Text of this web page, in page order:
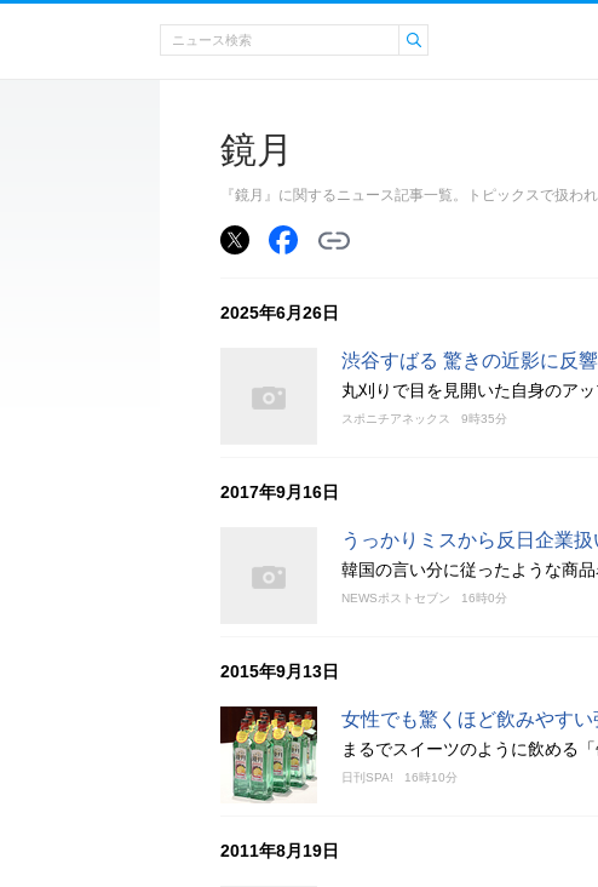
鏡月
『鏡月』に関するニュース記事一覧。トピックスで扱わ
2025年6月26日
渋谷すばる 驚きの近影に反
丸刈りで目を見開いた自身のア
スポニチアネックス 9時35分
2017年9月16日
うっかりミスから反日企業
韓国の言い分に従ったような商
NEWSポストセブン 16時0分
2015年9月13日
女性でも驚くほど飲みやす
まるでスイーツのように飲める
日刊SPA! 16時10分
2011年8月19日